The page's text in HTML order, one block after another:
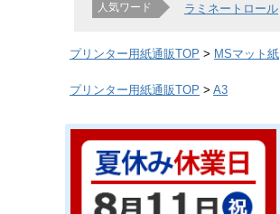
人気ワード ラミネートロール
プリンター用紙通販TOP MSマット紙
プリンター用紙通販TOP A3